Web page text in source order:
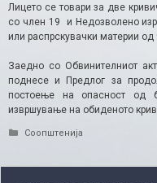
Лицето се товари за две
со член 19 и Недозволено
или распрскувачки материи
Заедно со Обвинителниот
поднесе и Предлог за
постоење на опасност од
извршување на обиденото
Categories
Соопштенија